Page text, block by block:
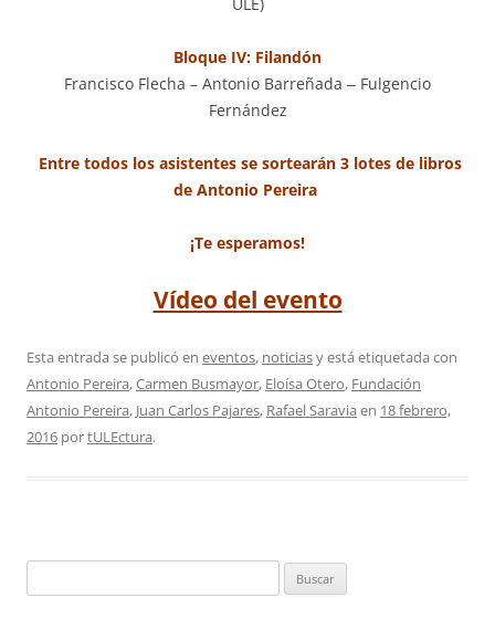
Bloque IV: Filandón
Francisco Flecha – Antonio Barreñada ‒ Fulgencio
Fernández
Entre todos los asistentes se sortearán 3 lotes de libros
de Antonio Pereira
¡Te esperamos!
Vídeo del evento
Esta entrada se publicó en eventos, noticiasy está etiquetada con
Antonio Pereira,Carmen Busmayor, Eloísa Otero, Fundación
Antonio Pereira, Juan Carlos Pajares, Rafael Saravia en 18 febrero,
2016 portULEctura.